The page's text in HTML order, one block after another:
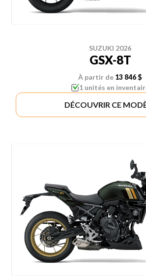
SUZUKI 2026
GSX-8T
À partir de 13 846 $
1 unités en
DÉCOUVRIR CE